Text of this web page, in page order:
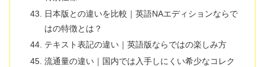
日本版との違いを比較｜英語NAエディションならで
はの特徴とは？
テキスト表記の違い｜英語版ならではの楽しみ方
流通量の違い｜国内では入手しにくい希少なコレク